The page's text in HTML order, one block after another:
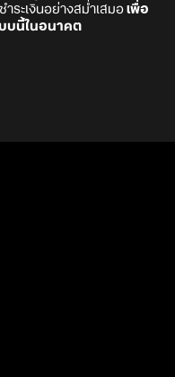
ระเงินอย่างสม่ำเสมอ เพื่อ
บนี้ในอนาคต